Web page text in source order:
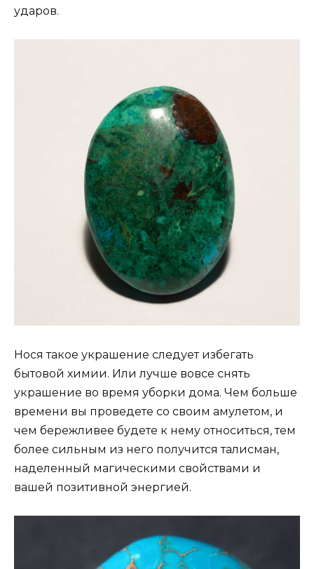
ударов.
Нося такое украшение следует избегать
бытовой химии. Или лучше вовсе снять
украшение во время уборки дома. Чем больше
времени вы проведете со своим амулетом, и
чем бережливее будете к нему относиться, тем
более сильным из него получится талисман,
наделенный магическими свойствами и
вашей позитивной энергией.